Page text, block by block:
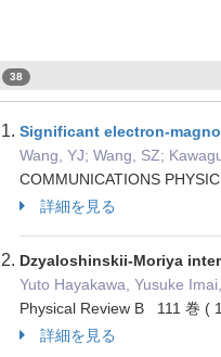
38
Significant electron-
Wang, YJ; Wang, SZ;
COMMUNICATIONS
詳細を見る
Dzyaloshinskii-Moriya
Yuto Hayakawa, Yusuke
Physical Review B 111 巻 (
詳細を見る